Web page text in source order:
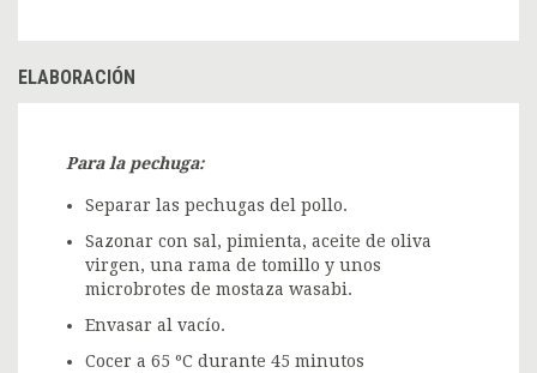
ELABORACIÓN
Para la pechuga:
Separar las pechugas del pollo.
Sazonar con sal, pimienta, aceite de oliva
virgen, una rama de tomillo y unos
microbrotes de mostaza wasabi.
Envasar al vacío.
Cocer a 65 ºC durante 45 minutos